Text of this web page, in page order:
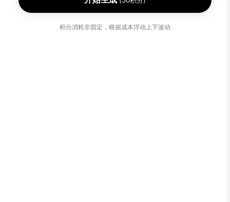
积分消耗非固定，根据成本浮动上下波动